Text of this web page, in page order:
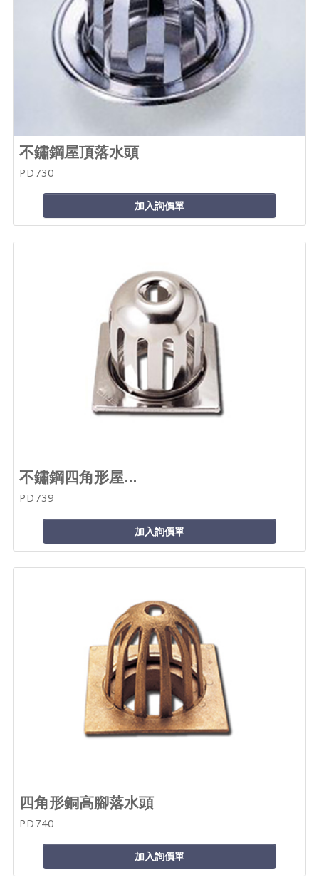
不鏽鋼屋頂落水頭
PD730
加入詢價單
不鏽鋼四角形屋...
PD739
加入詢價單
四角形銅高腳落水頭
PD740
加入詢價單